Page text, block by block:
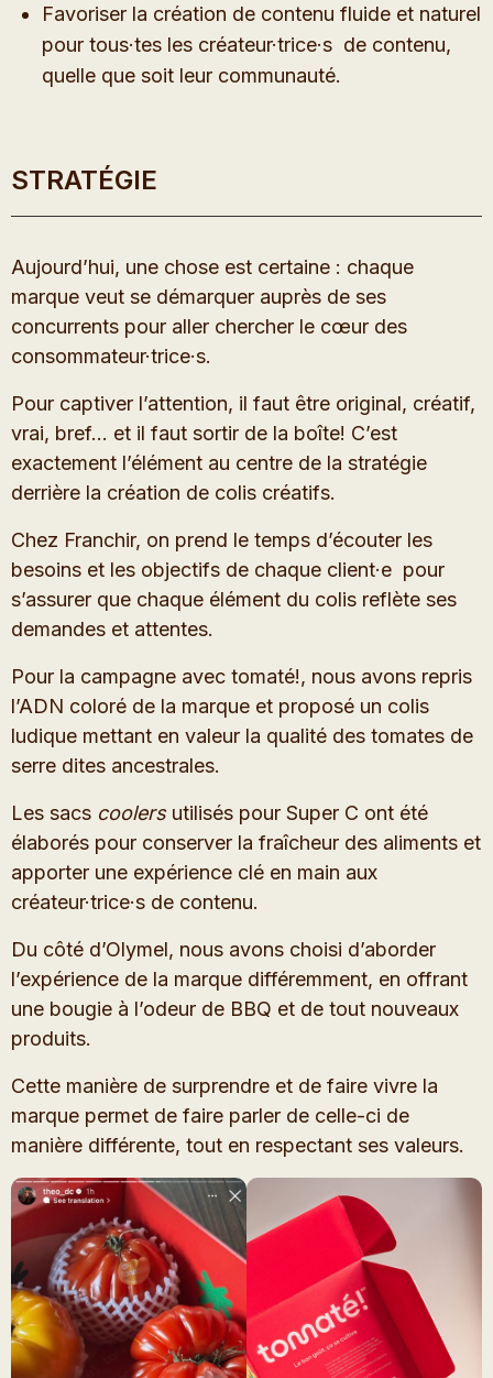
Favoriser la création de contenu fluide et naturel
pour tous·tes les créateur·trice·s de contenu,
quelle que soit leur communauté.
STRATÉGIE
Aujourd’hui, une chose est certaine : chaque
marque veut se démarquer auprès de ses
concurrents pour aller chercher le cœur des
consommateur·trice·s.
Pour captiver l’attention, il faut être original, créatif,
vrai, bref… et il faut sortir de la boîte! C’est
exactement l’élément au centre de la stratégie
derrière la création de colis créatifs.
Chez Franchir, on prend le temps d’écouter les
besoins et les objectifs de chaque client·e pour
s’assurer que chaque élément du colis reflète ses
demandes et attentes.
Pour la campagne avec tomaté!, nous avons repris
l’ADN coloré de la marque et proposé un colis
ludique mettant en valeur la qualité des tomates de
serre dites ancestrales.
Les sacs coolersutilisés pour Super C ont été
élaborés pour conserver la fraîcheur des aliments et
apporter une expérience clé en main aux
créateur·trice·s de contenu.
Du côté d’Olymel, nous avons choisi d’aborder
l’expérience de la marque différemment, en offrant
une bougie à l’odeur de BBQ et de tout nouveaux
produits.
Cette manière de surprendre et de faire vivre la
marque permet de faire parler de celle-ci de
manière différente, tout en respectant ses valeurs.